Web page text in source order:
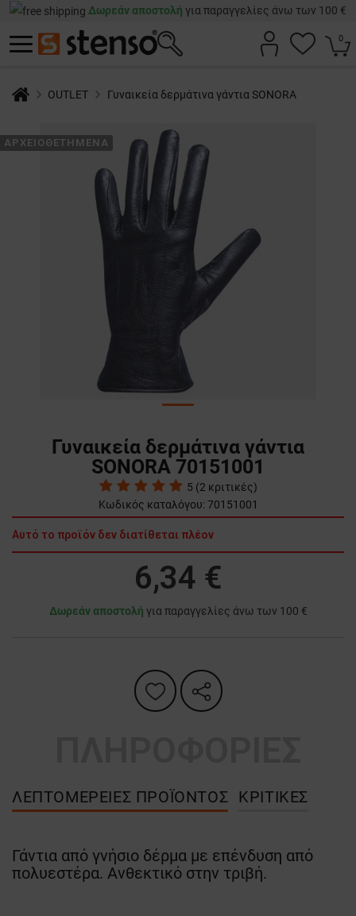
Δωρεάν αποστολή για παραγγελίες άνω των 100 €
0
OUTLET Γυναικεία δερμάτινα γάντια SONORA
ΑΡΧΕΙΟΘΕΤΗΜΈΝΑ
Γυναικεία δερμάτινα γάντια
SONORA 70151001
5 (2 κριτικές)
Κωδικός καταλόγου: 70151001
Αυτό το προϊόν δεν διατίθεται πλέον
6,34 €
Δωρεάν αποστολή για παραγγελίες άνω των 100 €
ΛΕΠΤΟΜΈΡΕΙΕΣ ΠΡΟΪΌΝΤΟΣ ΚΡΙΤΙΚΈΣ
Γάντια από γνήσιο δέρμα με επένδυση από
πολυεστέρα. Ανθεκτικό στην τριβή.